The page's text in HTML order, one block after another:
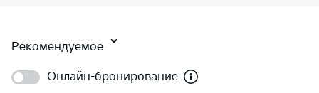
Рекомендуемое
Онлайн-бронирование